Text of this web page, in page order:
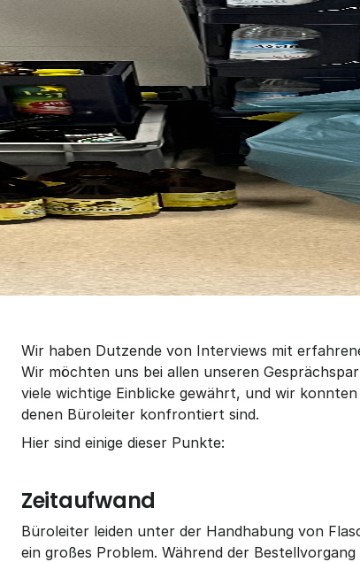
Wir haben Dutzende von Interviews mit
Wir möchten uns bei allen unseren
viele wichtige Einblicke gewährt, und wir
denen Büroleiter konfrontiert sind.
Hier sind einige dieser Punkte:
Zeitaufwand
Büroleiter leiden unter der Handhabung von
ein großes Problem. Während der